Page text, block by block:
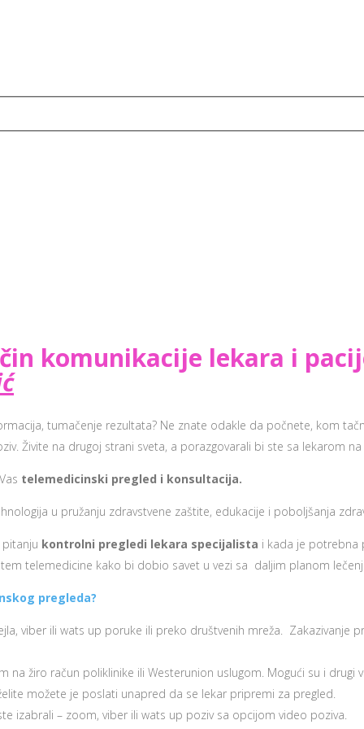
komunikacije lekara i
tumačenje rezultata? Ne znate odakle da počnete, kom
Živite na drugoj strani sveta, a porazgovarali bi ste sa lekarom
telemedicinski pregled i konsultacija.
u pružanju zdravstvene zaštite, edukacije i poboljšanja
kontrolni pregledi lekara specijalista i kada je potrebna
telemedicine kako bi dobio savet u vezi sa daljim planom
pregleda?
viber ili wats up poruke ili preko društvenih mreža. Zakazivanje
žiro račun poliklinike ili Westerunion uslugom. Mogući su i drugi
možete je poslati unapred da se lekar pripremi za pregled.
izabrali – zoom, viber ili wats up poziv sa opcijom video poziva.